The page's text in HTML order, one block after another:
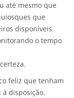
até mesmo que
que
disponíveis.
o tempo
feliz que tenham
disposição.